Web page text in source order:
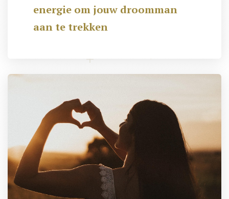
energie om jouw droomman
aan te trekken